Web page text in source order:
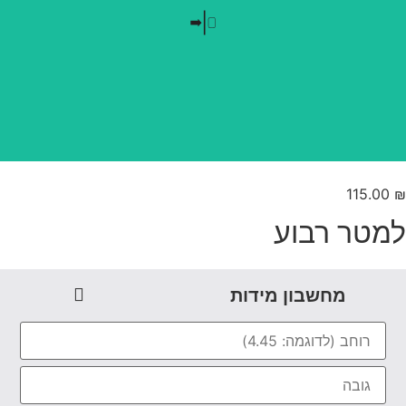
בלי חזרתיות
רבוע
מחשבון מידות